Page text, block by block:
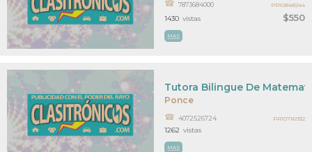
$550
7873684000
MAS
1430 vistas
PR10848244
Ponce
Tutora Bilingue De
4072526724
MAS
1262 vistas
PR10716932